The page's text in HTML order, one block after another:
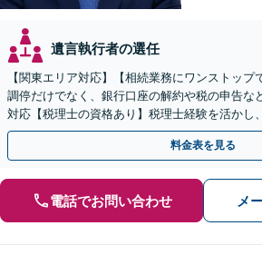
遺言執行者の選任
【関東エリア対応】【相続業務にワンストップ
調停だけでなく、銀行口座の解約や税の申告な
対応【税理士の資格あり】税理士経験を活かし
続手続きもお任せください【初回相談無料】生
料金表を見る
電話でお問い合わせ メ